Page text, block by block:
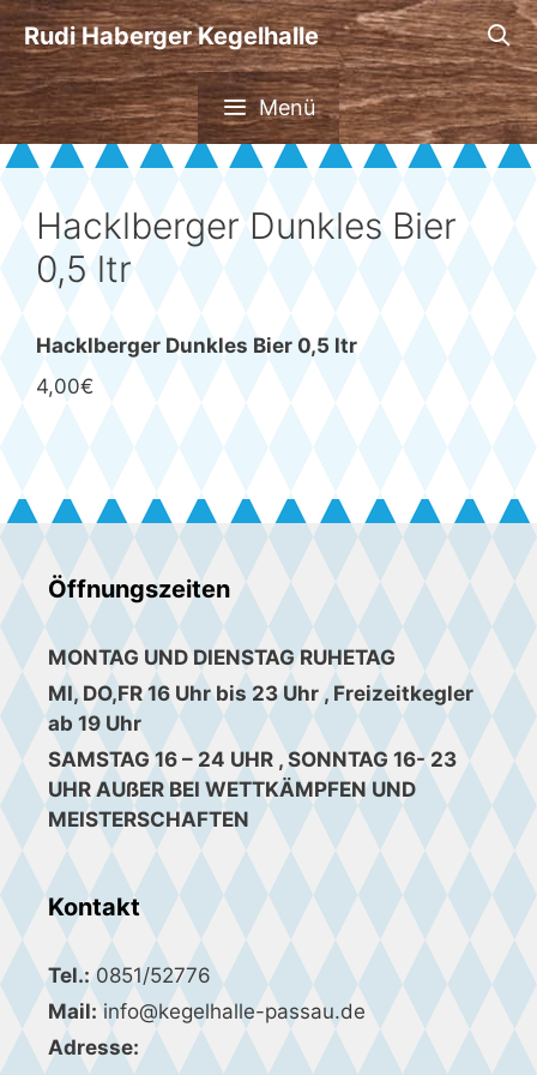
Zum
Inhalt
springen
Rudi Haberger Kegelhalle
Menü
Hacklberger Dunkles Bier
0,5 ltr
Hacklberger Dunkles Bier 0,5 ltr
4,00€
Öffnungszeiten
MONTAG UND DIENSTAG RUHETAG
MI, DO,FR 16 Uhr bis 23 Uhr , Freizeitkegler
ab 19 Uhr
SAMSTAG 16 – 24 UHR , SONNTAG 16- 23
UHR AUßER BEI WETTKÄMPFEN UND
MEISTERSCHAFTEN
Kontakt
Tel.:0851/52776
Mail:info@kegelhalle-passau.de
Adresse: